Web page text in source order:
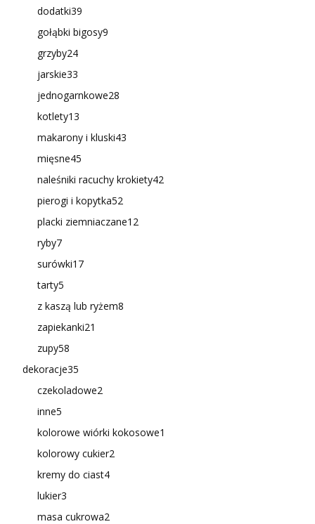
dodatki39
gołąbki bigosy9
grzyby24
jarskie33
jednogarnkowe28
kotlety13
makarony i kluski43
mięsne45
naleśniki racuchy krokiety42
pierogi i kopytka52
placki ziemniaczane12
ryby7
surówki17
tarty5
z kaszą lub ryżem8
zapiekanki21
zupy58
dekoracje35
czekoladowe2
inne5
kolorowe wiórki kokosowe1
kolorowy cukier2
kremy do ciast4
lukier3
masa cukrowa2